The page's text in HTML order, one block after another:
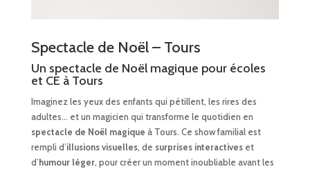
Spectacle de Noël – Tours
Un spectacle de Noël magique pour écoles
et CE à Tours
Imaginez les yeux des enfants qui pétillent, les rires des
adultes… et un magicien qui transforme le quotidien en
spectacle de Noël magique à Tours. Ce show familial est
rempli d’illusions visuelles, de surprises interactiveset
d’humour léger, pour créer un moment inoubliable avant les